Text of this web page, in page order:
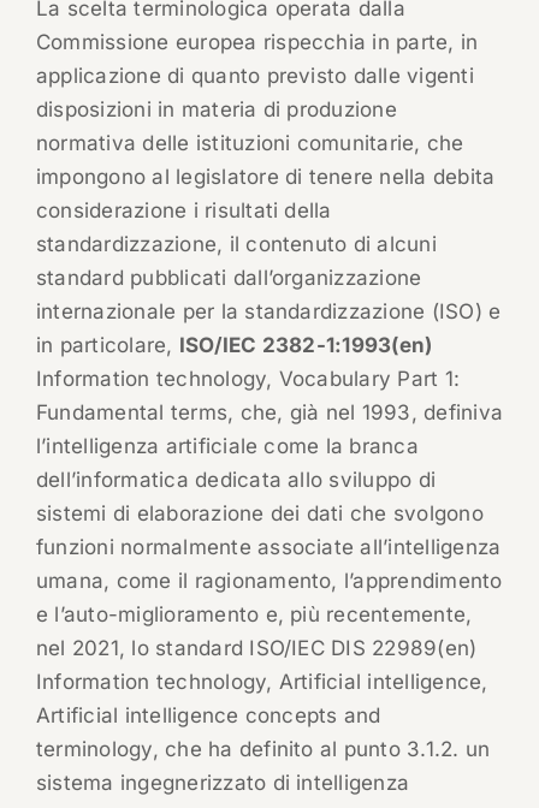
La scelta terminologica operata dalla
Commissione europea rispecchia in parte, in
applicazione di quanto previsto dalle vigenti
disposizioni in materia di produzione
normativa delle istituzioni comunitarie, che
impongono al legislatore di tenere nella debita
considerazione i risultati della
standardizzazione, il contenuto di alcuni
standard pubblicati dall’organizzazione
internazionale per la standardizzazione (ISO) e
in particolare, ISO/IEC 2382-1:1993(en)
Information technology, Vocabulary Part 1:
Fundamental terms, che, già nel 1993, definiva
l’intelligenza artificiale come la branca
dell’informatica dedicata allo sviluppo di
sistemi di elaborazione dei dati che svolgono
funzioni normalmente associate all’intelligenza
umana, come il ragionamento, l’apprendimento
e l’auto-miglioramento e, più recentemente,
nel 2021, lo standard ISO/IEC DIS 22989(en)
Information technology, Artificial intelligence,
Artificial intelligence concepts and
terminology, che ha definito al punto 3.1.2. un
sistema ingegnerizzato di intelligenza